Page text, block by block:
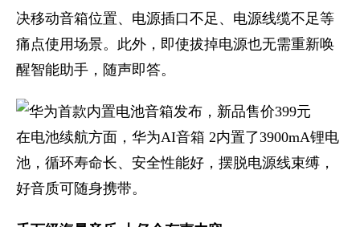
决移动音箱位置、电源插口不足、电源线缆不足等
痛点使用场景。此外，即使拔掉电源也无需重新唤
醒智能助手，随声即答。
在电池续航方面，华为AI音箱 2内置了3900mA锂电
池，循环寿命长、安全性能好，摆脱电源线束缚，
好音质可随身携带。